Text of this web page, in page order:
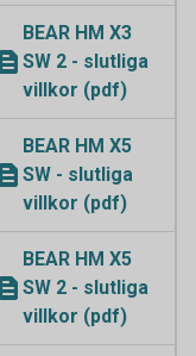
BEAR HM X3
SW 2 - slutliga
villkor (pdf)
BEAR HM X5
SW - slutliga
villkor (pdf)
BEAR HM X5
SW 2 - slutliga
villkor (pdf)